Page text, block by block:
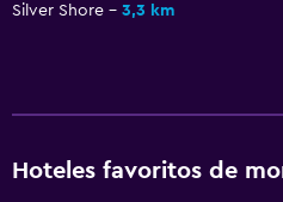
Silver Shore 3,3 km
Hoteles favoritos de